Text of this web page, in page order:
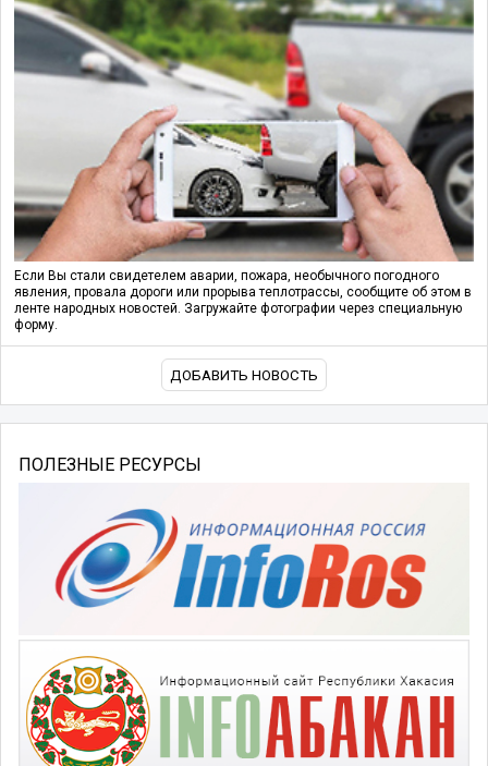
Если Вы стали свидетелем аварии, пожара, необычного погодного
явления, провала дороги или прорыва теплотрассы, сообщите об этом в
ленте народных новостей. Загружайте фотографии через специальную
форму.
ДОБАВИТЬ НОВОСТЬ
ПОЛЕЗНЫЕ РЕСУРСЫ